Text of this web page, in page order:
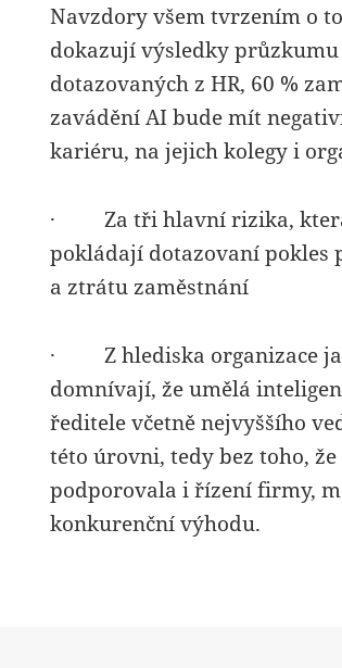
Navzdory všem tvrzením o
dokazují výsledky průzkumu
dotazovaných z HR, 60 %
zavádění AI bude mít
kariéru, na jejich kolegy i
· Za tři hlavní rizika, která
pokládají dotazovaní
a ztrátu zaměstnání
· Z hlediska organizace
domnívají, že umělá
ředitele včetně nejvyššího
této úrovni, tedy bez toho,
podporovala i řízení firmy,
konkurenční výhodu.